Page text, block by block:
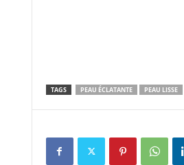
TAGS PEAU ÉCLATANTE PEAU LISSE